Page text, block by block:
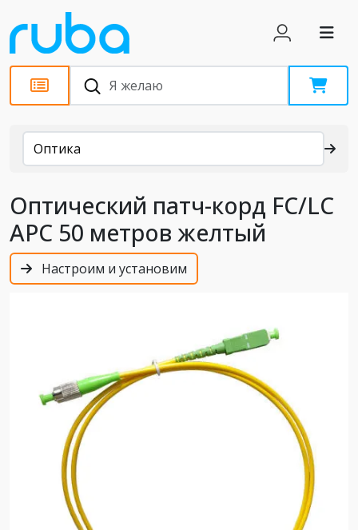
Каталог
Оптика
Оптический патч-корд FC/LC
APC 50 метров желтый
Настроим и установим